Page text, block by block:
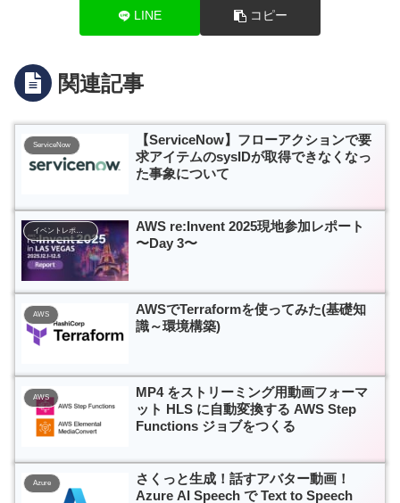
LINE コピー
関連記事
ServiceNow
【ServiceNow】フローアクションで要
求アイテムのsysIDが取得できなくなっ
た事象について
イベントレポート
AWS re:Invent 2025現地参加レポート
〜Day 3〜
AWS
AWSでTerraformを使ってみた(基礎知
識～環境構築)
AWS
MP4 をストリーミング用動画フォーマ
ット HLS に自動変換する AWS Step
Functions ジョブをつくる
Azure
さくっと生成！話すアバター動画！
Azure AI Speech で Text to Speech